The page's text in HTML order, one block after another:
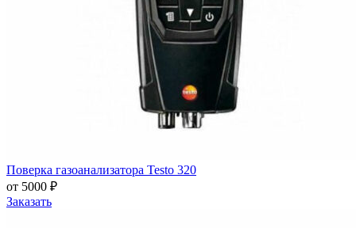
Поверка газоанализатора Testo 320
от 5000 ₽
Заказать